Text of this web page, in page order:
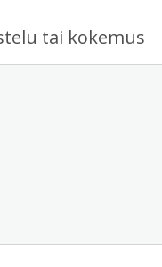
tai kokemus